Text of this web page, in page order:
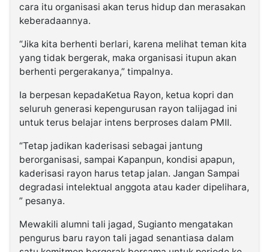
cara itu organisasi akan terus hidup dan merasakan
keberadaannya.
“Jika kita berhenti berlari, karena melihat teman kita
yang tidak bergerak, maka organisasi itupun akan
berhenti pergerakanya,” timpalnya.
Ia berpesan kepadaKetua Rayon, ketua kopri dan
seluruh generasi kepengurusan rayon talijagad ini
untuk terus belajar intens berproses dalam PMII.
“Tetap jadikan kaderisasi sebagai jantung
berorganisasi, sampai Kapanpun, kondisi apapun,
kaderisasi rayon harus tetap jalan. Jangan Sampai
degradasi intelektual anggota atau kader dipelihara,
” pesanya.
Mewakili alumni tali jagad, Sugianto mengatakan
pengurus baru rayon tali jagad senantiasa dalam